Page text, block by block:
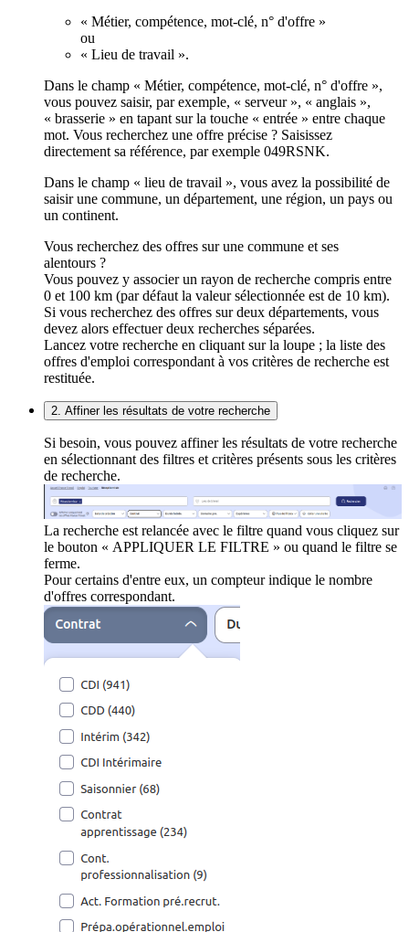
« Métier, compétence, mot-clé, n° d'offre »
ou
« Lieu de travail ».
Dans le champ « Métier, compétence, mot-clé, n° d'offre »,
vous pouvez saisir, par exemple, « serveur », « anglais »,
« brasserie » en tapant sur la touche « entrée » entre chaque
mot. Vous recherchez une offre précise ? Saisissez
directement sa référence, par exemple 049RSNK.
Dans le champ « lieu de travail », vous avez la possibilité de
saisir une commune, un département, une région, un pays ou
un continent.
Vous recherchez des offres sur une commune et ses
alentours ?
Vous pouvez y associer un rayon de recherche compris entre
0 et 100 km (par défaut la valeur sélectionnée est de 10 km).
Si vous recherchez des offres sur deux départements, vous
devez alors effectuer deux recherches séparées.
Lancez votre recherche en cliquant sur la loupe ; la liste des
offres d'emploi correspondant à vos critères de recherche est
restituée.
2. Affiner les résultats de votre recherche
Si besoin, vous pouvez affiner les résultats de votre recherche
en sélectionnant des filtres et critères présents sous les critères
de recherche.
La recherche est relancée avec le filtre quand vous cliquez sur
le bouton « APPLIQUER LE FILTRE » ou quand le filtre se
ferme.
Pour certains d'entre eux, un compteur indique le nombre
d'offres correspondant.